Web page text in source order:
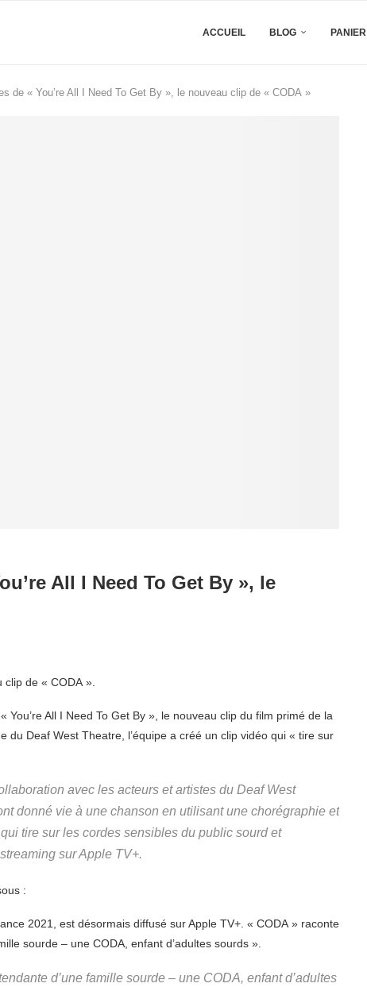
ACCUEIL BLOG PANIER
de « You’re All I Need To Get By », le nouveau clip de « CODA »
All I Need To Get By », le
de « CODA ».
All I Need To Get By », le nouveau clip du film primé de la
du Deaf West Theatre, l’équipe a créé un clip vidéo qui « tire sur
avec les acteurs et artistes du Deaf West
donné vie à une chanson en utilisant une chorégraphie et
tire sur les cordes sensibles du public sourd et
sur Apple TV+.
:
2021, est désormais diffusé sur Apple TV+. « CODA » raconte
sourde – une CODA, enfant d’adultes sourds ».
d’une famille sourde – une CODA, enfant d’adultes